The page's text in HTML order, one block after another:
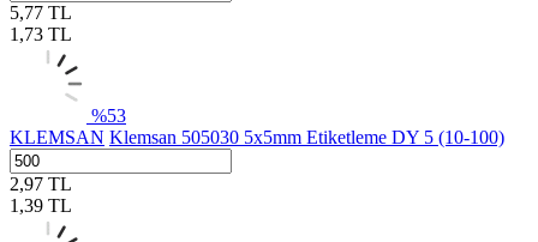
5,77 TL
1,73 TL
%53
KLEMSAN Klemsan 505030 5x5mm Etiketleme DY 5 (10-100)
2,97 TL
1,39 TL